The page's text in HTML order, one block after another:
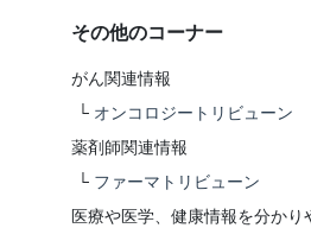
その他のコーナー
がん関連情報
└ オンコロジートリビューン
薬剤師関連情報
└ ファーマトリビューン
医療や医学、健康情報を分かり